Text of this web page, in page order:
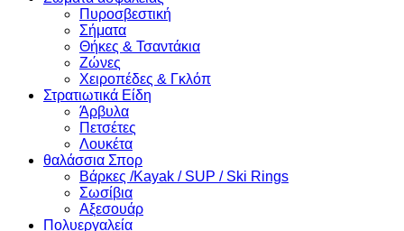
Πυροσβεστική
Σήματα
Θήκες & Τσαντάκια
Ζώνες
Χειροπέδες & Γκλόπ
Στρατιωτικά Είδη
Άρβυλα
Πετσέτες
Λουκέτα
θαλάσσια Σπορ
Βάρκες /Kayak / SUP / Ski Rings
Σωσίβια
Αξεσουάρ
Πολυεργαλεία